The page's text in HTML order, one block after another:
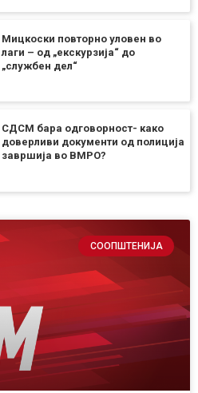
Мицкоски повторно уловен во
лаги – од „екскурзија“ до
„службен дел“
СДСМ бара одговорност- како
доверливи документи од полиција
завршија во ВМРО?
СООПШТЕНИЈА